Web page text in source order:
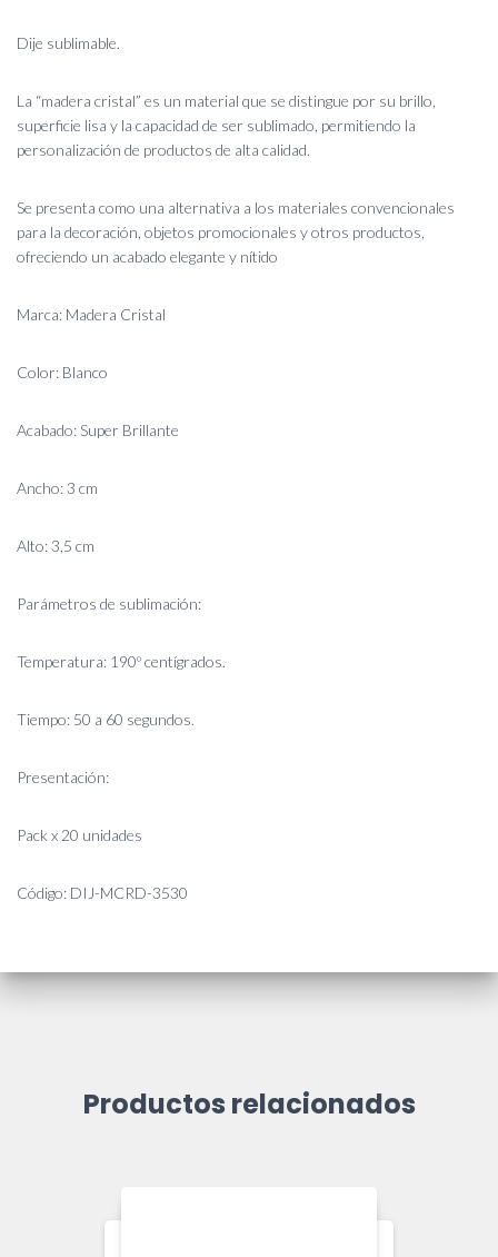
Dije sublimable.
La “madera cristal” es un material que se distingue por su brillo,
superficie lisa y la capacidad de ser sublimado, permitiendo la
personalización de productos de alta calidad.
Se presenta como una alternativa a los materiales convencionales
para la decoración, objetos promocionales y otros productos,
ofreciendo un acabado elegante y nítido
Marca: Madera Cristal
Color: Blanco
Acabado: Super Brillante
Ancho: 3 cm
Alto: 3,5 cm
Parámetros de sublimación:
Temperatura: 190º centígrados.
Tiempo: 50 a 60 segundos.
Presentación:
Pack x 20 unidades
Código: DIJ-MCRD-3530
Productos relacionados